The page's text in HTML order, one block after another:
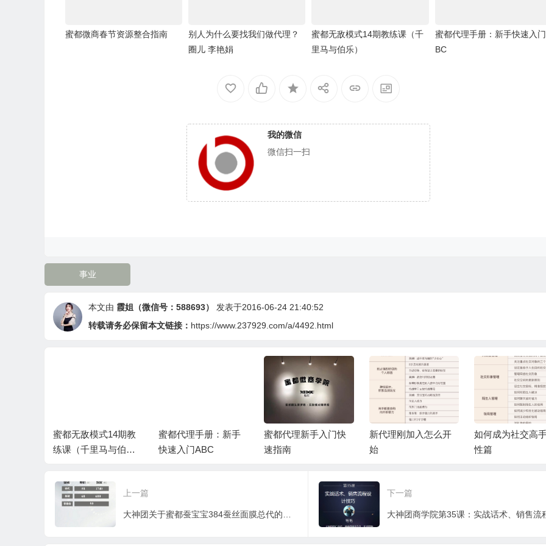
蜜都微商春节资源整合指南
别人为什么要找我们做代理？
圈儿 李艳娟
蜜都无敌模式14期教练课（千
里马与伯乐）
蜜都代理手册：新手快速入
BC
我的微信
微信扫一扫
事业
本文由 霞姐（微信号：588693）
发表于2016-06-24 21:40:52
转载请务必保留本文链接： https://www.237929.com/a/4492.html
蜜都代理手册：新手
快速入门ABC
蜜都代理新手入门快
速指南
新代理刚加入怎么开
始
如何成为社交高手 女
性篇
如何打造个人品
上一篇 下一篇